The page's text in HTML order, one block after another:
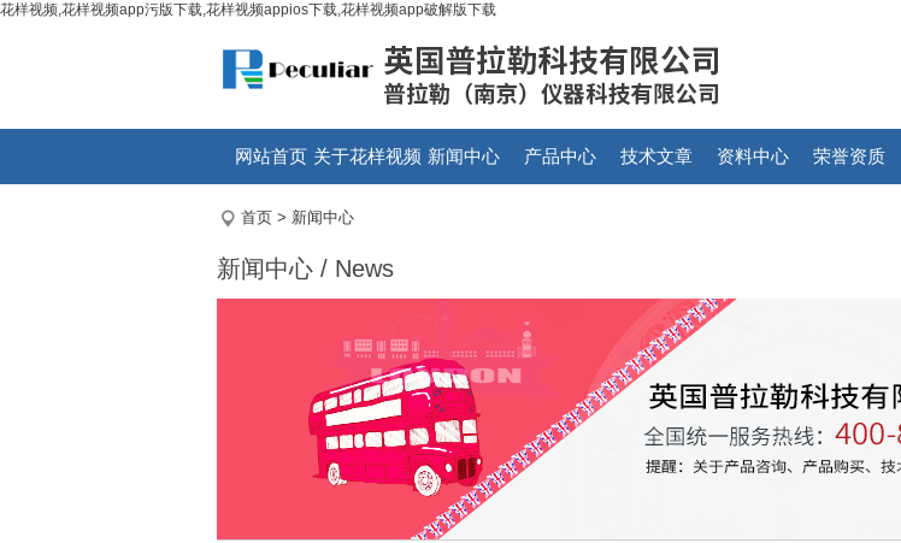
花样视频,花样视频app污版下载,花样视频appios下载,花样视频app破解版下载
网站首页 关于花样视频 新闻中心 产品中心 技术文章 资料中心 荣誉资质
首页> 新闻中心
新闻中心 / News